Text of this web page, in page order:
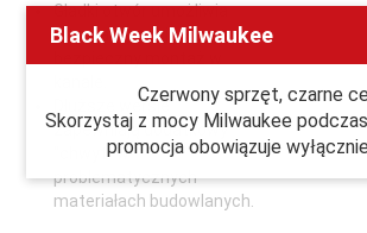
Gładki otwór umożliwia
łatwą aktywacją wkrętu i
Dłuższe wersje
zapewniają dodatkowy
"chwyt" w
problematycznych
materiałach budowlanych.
Black Week Milwaukee
Czerwony sprzęt, czarne
Skorzystaj z mocy Milwaukee
promocja obowiązuje